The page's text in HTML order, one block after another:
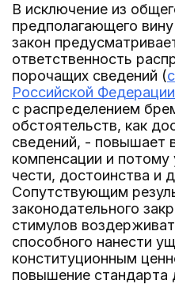
В исключение из
предполагающего
закон
ответственность
порочащих сведений (
Российской Федерации
с распределением
обстоятельств, как
сведений, - повышает
компенсации и потому
чести, достоинства и
Сопутствующим
законодательного
стимулов
способного нанести
конституционным
повышение стандарта